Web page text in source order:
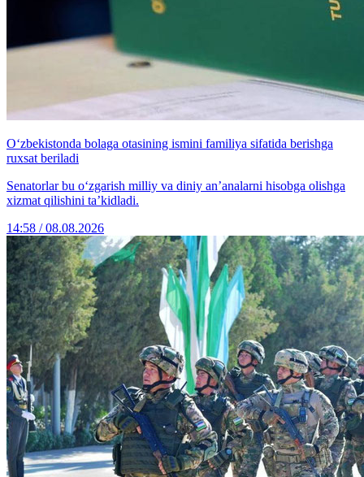
O‘zbekistonda bolaga otasining ismini familiya sifatida berishga
ruxsat beriladi
Senatorlar bu o‘zgarish milliy va diniy an’analarni hisobga olishga
xizmat qilishini ta’kidladi.
14:58 / 08.08.2026